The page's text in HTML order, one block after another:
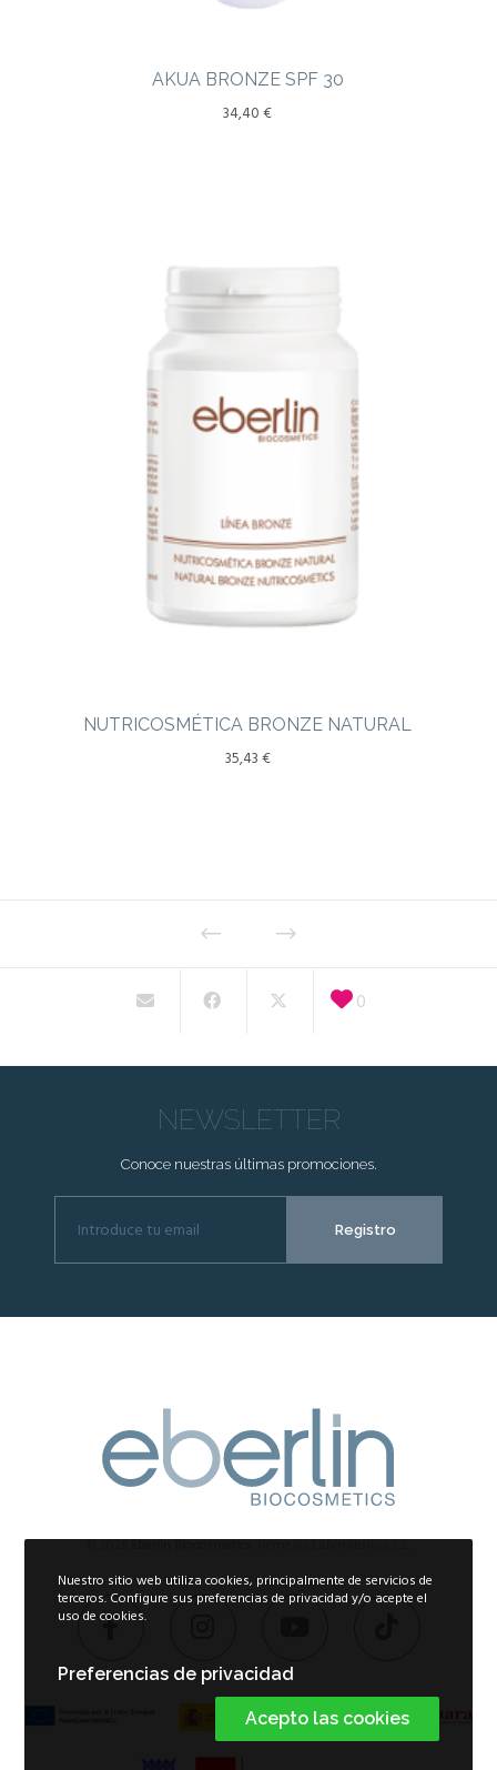
AKUA BRONZE SPF 30
34,40€
NUTRICOSMÉTICA BRONZE NATURAL
35,43€
0
NEWSLETTER
Conoce nuestras últimas promociones.
© 2026Eberlin Biocosmetics. Nemesis Laboratorios S.L.
Nuestro sitio web utiliza cookies, principalmente de servicios de
terceros. Configure sus preferencias de privacidad y/o acepte el
uso de cookies.
Preferencias de privacidad
Acepto las cookies